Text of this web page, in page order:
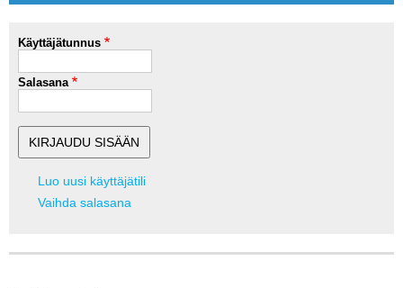
Käyttäjätunnus
Salasana
Luo uusi käyttäjätili
Vaihda salasana